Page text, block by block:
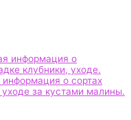
информация о
клубники, уходе.
информация о сортах
за кустами малины.